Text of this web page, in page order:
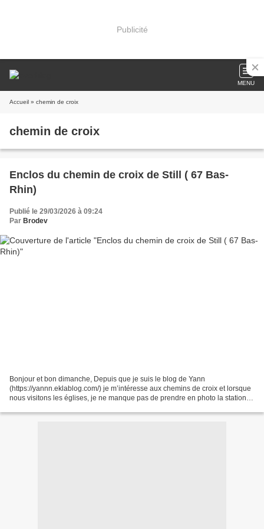
Publicité
MENU
Accueil » chemin de croix
chemin de croix
Enclos du chemin de croix de Still ( 67 Bas-
Rhin)
Publié le 29/03/2026 à 09:24
Par Brodev
Bonjour et bon dimanche, Depuis que je suis le blog de Yann
(https://yannn.eklablog.com/) je m’intéresse aux chemins de croix et lorsque
nous visitons les églises, je ne manque pas de prendre en photo la station